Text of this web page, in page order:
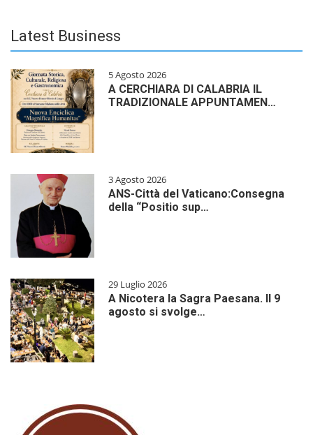
Latest Business
5 Agosto 2026
A CERCHIARA DI CALABRIA IL
TRADIZIONALE APPUNTAMEN…
3 Agosto 2026
ANS-Città del Vaticano:Consegna
della “Positio sup…
29 Luglio 2026
A Nicotera la Sagra Paesana. Il 9
agosto si svolge…